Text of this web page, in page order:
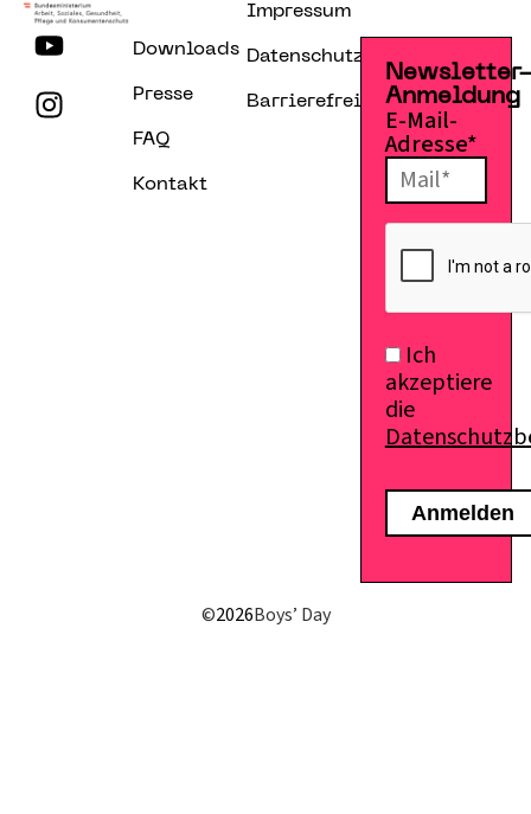
Downloads
Presse
FAQ
Kontakt
Impressum
Datenschutzerklärung
Barrierefreiheitserklärung
Anmeldung
E-Mail-
Adresse*
Ich
akzeptiere
die
©2026Boys’ Day